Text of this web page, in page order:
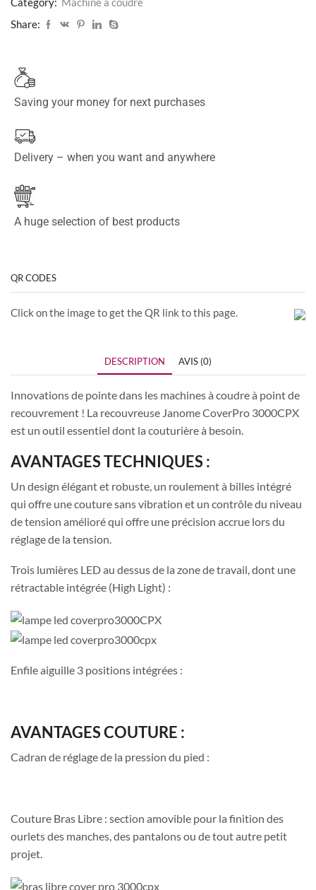
Share:
Saving your money for next purchases
Delivery – when you want and anywhere
A huge selection of best products
QR CODES
Click on the image to get the QR link to this page.
DESCRIPTION AVIS (0)
Innovations de pointe dans les machines à coudre à point de
recouvrement ! La recouvreuse Janome CoverPro 3000CPX
est un outil essentiel dont la couturière à besoin.
AVANTAGES TECHNIQUES :
Un design élégant et robuste, un roulement à billes intégré
qui offre une couture sans vibration et un contrôle du niveau
de tension amélioré qui offre une précision accrue lors du
réglage de la tension.
Trois lumières LED au dessus de la zone de travail, dont une
rétractable intégrée (High Light) :
Enfile aiguille 3 positions intégrées :
AVANTAGES COUTURE :
Cadran de réglage de la pression du pied :
Couture Bras Libre : section amovible pour la finition des
ourlets des manches, des pantalons ou de tout autre petit
projet.